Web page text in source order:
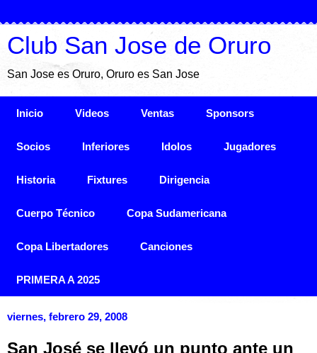
Club San Jose de Oruro
San Jose es Oruro, Oruro es San Jose
Inicio Videos Ventas Sponsors
Socios Inferiores Idolos Jugadores
Historia Fixtures Dirigencia
Cuerpo Técnico Copa Sudamericana
Copa Libertadores Canciones
PRIMERA A 2025
viernes, febrero 29, 2008
San José se llevó un punto ante un